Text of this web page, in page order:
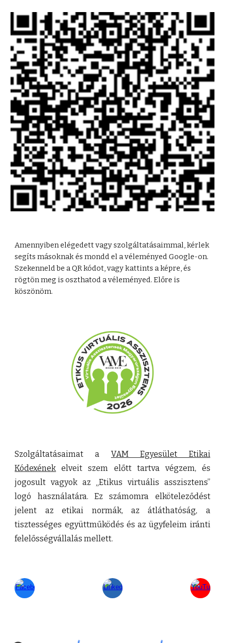
Amennyiben elégedett vagy szolgáltatásaimmal, kérlek
segíts másoknak és mondd el a véleményed Google-on.
Szekenneld be a QR kódot, vagy kattints a képre, és
rögtön meg is oszthatod a véleményed. Előre is
köszönöm.
Szolgáltatásaimat a VAM Egyesület Etikai
Kódexének elveit szem előtt tartva végzem, és
jogosult vagyok az „Etikus virtuális asszisztens”
logó használatára. Ez számomra elköteleződést
jelent az etikai normák, az átláthatóság, a
tisztességes együttműködés és az ügyfeleim iránti
felelősségvállalás mellett.